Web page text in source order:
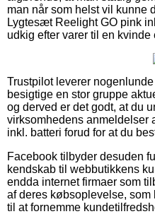
man når som helst vil kunne
Lygtesæt Reelight GO pink
udkig efter varer til en kvinde
Trustpilot leverer
besigtige en stor gruppe
og derved er det godt, at du
virksomhedens anmeldelser
inkl. batteri forud for at du
Facebook tilbyder desuden
kendskab til webbutikkens
endda internet firmaer som
af deres købsoplevelse,
til at fornemme